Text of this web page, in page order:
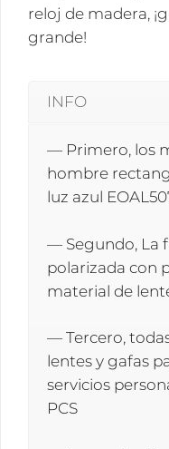
reloj de madera,
grande!
INFO
— Primero, los
hombre
luz azul
— Segundo, La
polarizada con
material de
— Tercero,
lentes y gafas
servicios
PCS